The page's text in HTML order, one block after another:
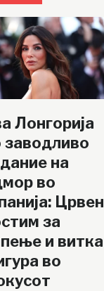
Лонгорија
заводливо
на
во
Црвен
за
и витка
во